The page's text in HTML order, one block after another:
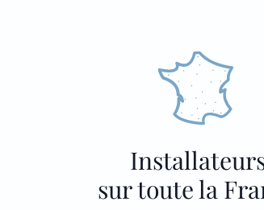
sur toute la